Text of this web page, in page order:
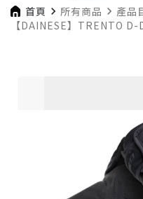
首頁 navigate_next 所有商品 navigate_next 產品
【DAINESE】TRENTO